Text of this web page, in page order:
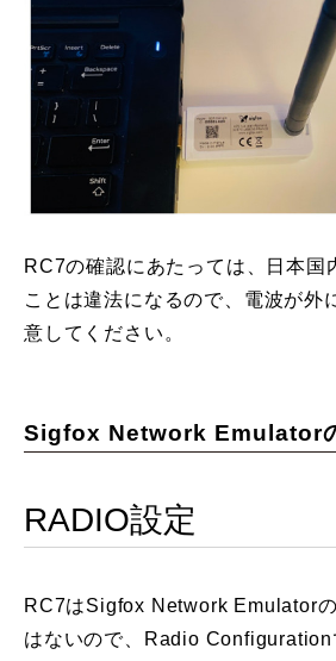
RC7の確認にあたっては、日本国
ことは違法になるので、電波が外
意してください。
Sigfox Network Emulator
RADIO設定
RC7はSigfox Network Emulator
はないので、Radio Configuration